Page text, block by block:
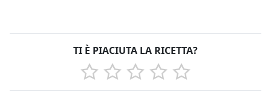
TI È PIACIUTA LA RICETTA?